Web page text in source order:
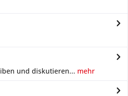
und diskutieren... mehr